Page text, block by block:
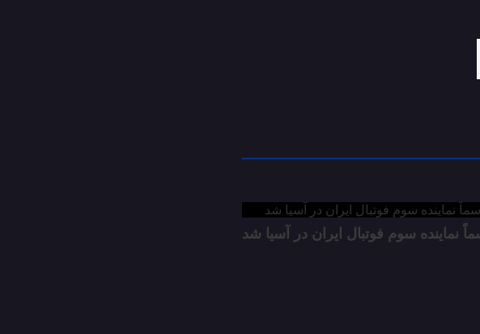
نماینده سوم فوتبال ایران در آسیا شد